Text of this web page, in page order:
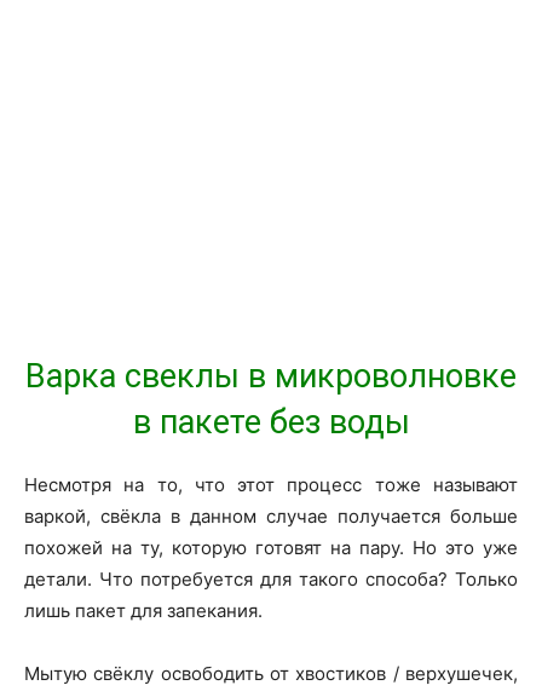
Варка свеклы в микроволновке
в пакете без воды
Несмотря на то, что этот процесс тоже называют
варкой, свёкла в данном случае получается больше
похожей на ту, которую готовят на пару. Но это уже
детали. Что потребуется для такого способа? Только
лишь пакет для запекания.
Мытую свёклу освободить от хвостиков / верхушечек,